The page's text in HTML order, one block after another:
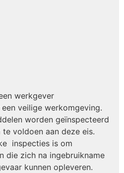
werkgever
veilige werkomgeving.
worden geïnspecteerd
voldoen aan deze eis.
inspecties is om
die zich na ingebruikname
kunnen opleveren.